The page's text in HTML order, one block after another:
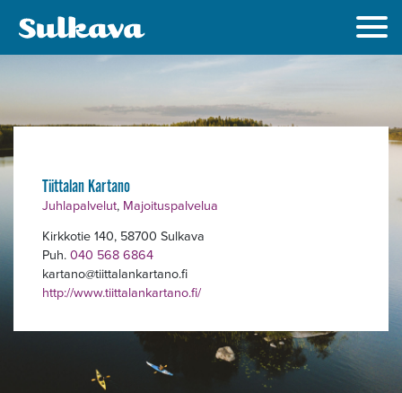
Tiittalan Kartano
Juhlapalvelut, Majoituspalvelua
Kirkkotie 140, 58700 Sulkava
Puh.040 568 6864
kartano tiittalankartano.fi
http://www.tiittalankartano.fi/